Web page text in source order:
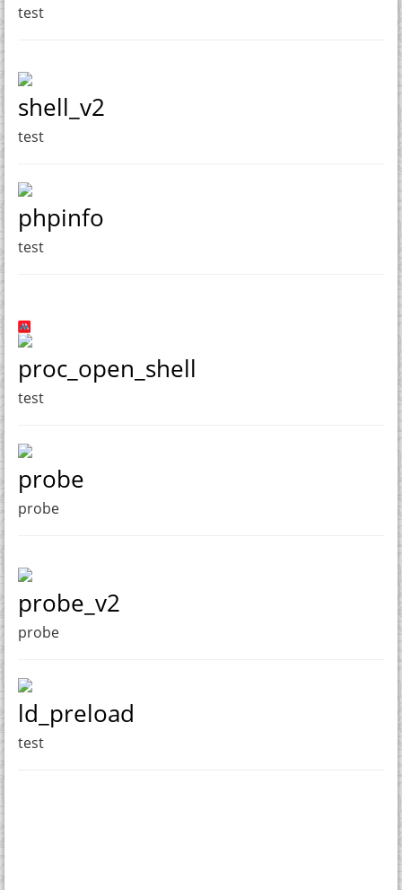
test
shell_v2
test
phpinfo
test
proc_open_shell
test
probe
probe
probe_v2
probe
ld_preload
test